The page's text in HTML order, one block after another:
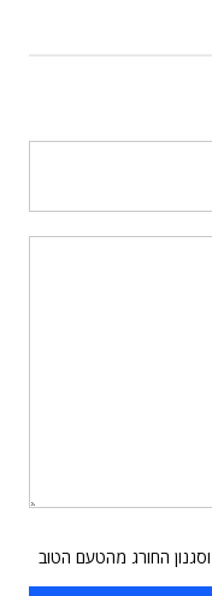
החורג מהטעם הטוב